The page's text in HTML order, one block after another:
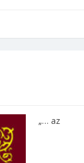
„… ​az